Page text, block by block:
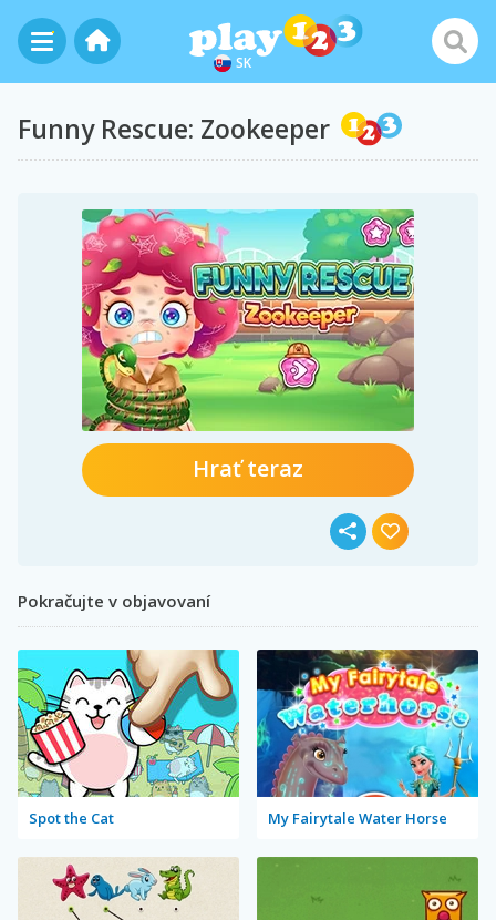
SK
Funny Rescue: Zookeeper
Hrať teraz
Pokračujte v objavovaní
Spot the Cat My Fairytale Water Horse